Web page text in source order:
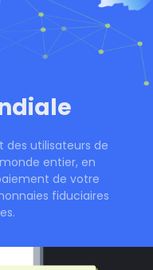
des utilisateurs de
entier, en
de votre
fiduciaires